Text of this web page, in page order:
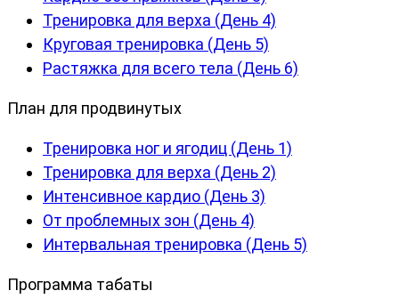
Тренировка для верха (День 4)
Круговая тренировка (День 5)
Растяжка для всего тела (День 6)
План для продвинутых
Тренировка ног и ягодиц (День 1)
Тренировка для верха (День 2)
Интенсивное кардио (День 3)
От проблемных зон (День 4)
Интервальная тренировка (День 5)
Программа табаты